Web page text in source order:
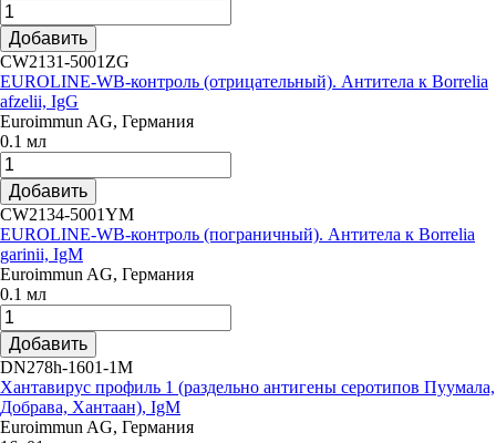
Добавить
CW2131-5001ZG
EUROLINE-WB-контроль (отрицательный). Антитела к Borrelia
afzelii, IgG
Euroimmun AG, Германия
0.1 мл
Добавить
CW2134-5001YM
EUROLINE-WB-контроль (пограничный). Антитела к Borrelia
garinii, IgM
Euroimmun AG, Германия
0.1 мл
Добавить
DN278h-1601-1M
Хантавирус профиль 1 (раздельно антигены серотипов Пуумала,
Добрава, Хантаан), IgM
Euroimmun AG, Германия